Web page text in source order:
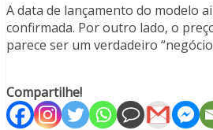
A data de lançamento do modelo
confirmada. Por outro lado, o
parece ser um verdadeiro
Compartilhe!